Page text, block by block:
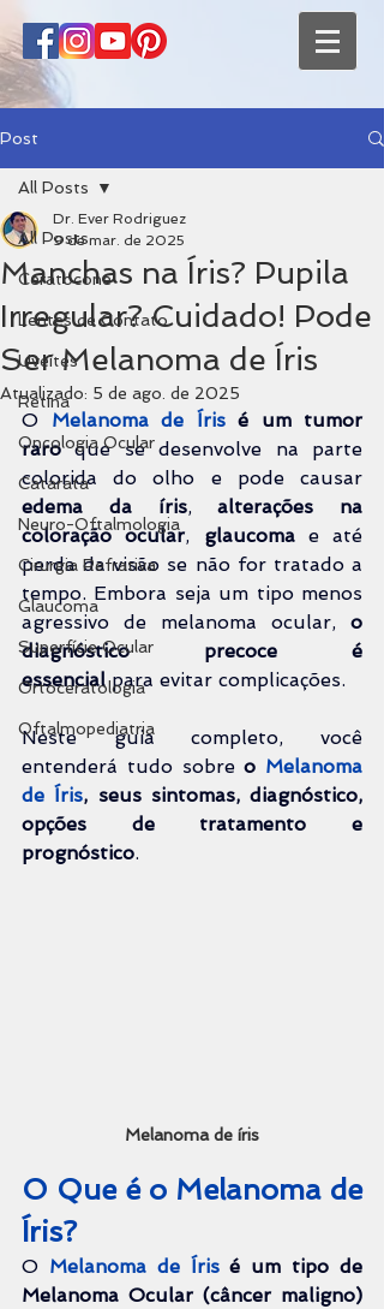
Post
All Posts
Ceratocone
Lentes de Contato
Uveítes
Retina
Oncologia Ocular
Catarata
Neuro-Oftalmologia
Cirurgia Refrativa
Glaucoma
Superfície Ocular
Ortoceratologia
Oftalmopediatria
All Posts
Manchas na Íris? Pupila
Irregular? Cuidado! Pode
Ser Melanoma de Íris
Dr. Ever Rodriguez
9 de mar. de 2025
Atualizado: 5 de ago. de 2025
O Melanoma de Íris é um tumor
raro que se desenvolve na parte
edema da íris, alterações na
coloração ocular, glaucoma e até
perda da visão se não for tratado a
tempo. Embora seja um tipo menos
agressivo de melanoma ocular, o
diagnóstico precoce é
essencial para evitar complicações.
Neste guia completo, você
entenderá tudo sobre o Melanoma
de Íris, seus sintomas, diagnóstico,
opções de tratamento e
prognóstico.
Melanoma de íris
O Que é o Melanoma de
Íris?
O Melanoma de Íris é um tipo de
Melanoma Ocular (câncer maligno)